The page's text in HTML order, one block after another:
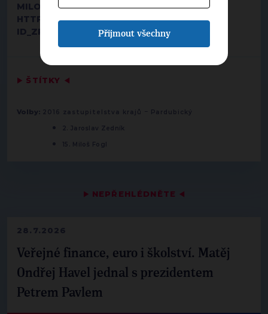
▶ NEPŘEHLÉDNĚTE ◀
28.7.2026
Veřejné finance, euro i školství. Matěj
Ondřej Havel jednal s prezidentem
Petrem Pavlem
MILOŠ FOGL, PŘEDSEDA MO VYSOKÉ MÝTO
HTTP://WWW.ORLICKY.NET/?
ID_ZPRAVY=11547167091474954084
▶ ŠTÍTKY ◀
Volby: 2016 zastupitelstva krajů - Pardubický
2. Jaroslav Zedník
15. Miloš Fogl
Přijmout všechny